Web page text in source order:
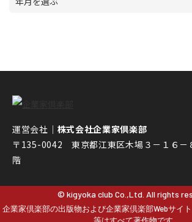
運営会社｜ 株式会社企業家倶楽部
〒135-0042 東京都江東区木場３－１６－
階
© kigyoka club Co.,Ltd. All rights
企業家倶楽部の出版物および企業家倶楽部Webサイ